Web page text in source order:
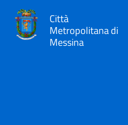
Città
Metropolitana di
Messina